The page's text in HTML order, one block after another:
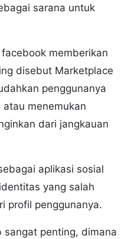
sarana untuk
memberikan
disebut Marketplace
penggunanya
menemukan
dari jangkauan
aplikasi sosial
yang salah
profil penggunanya.
sangat penting, dimana